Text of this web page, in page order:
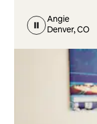
Angie
Denver, CO